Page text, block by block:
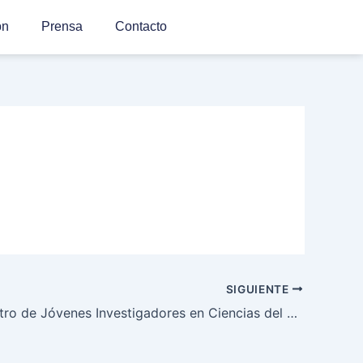
Prensa Contacto
SIGUIENTE
3er Encuentro de Jóvenes Investigadores en Ciencias del Suelo